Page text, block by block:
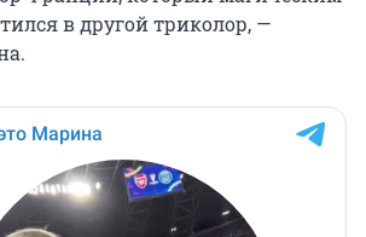
в другой триколор, —